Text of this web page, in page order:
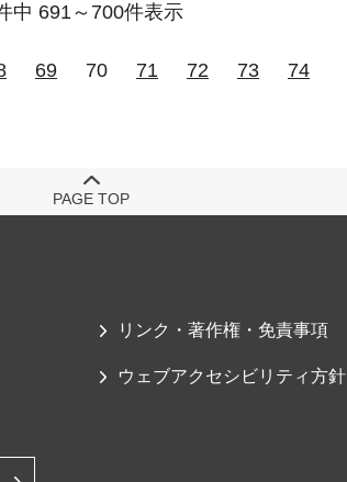
中 691～700件表示
69 70 71 72 73 74
PAGE TOP
リンク・著作権・免責事項
ウェブアクセシビリティ方針